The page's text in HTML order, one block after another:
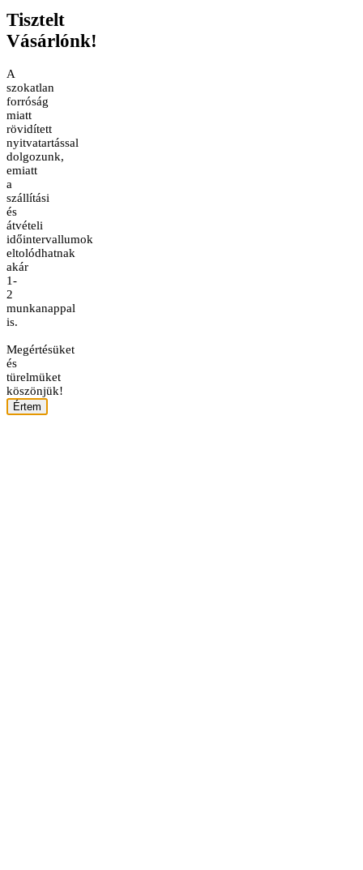
Tisztelt
Vásárlónk!
A
szokatlan
forróság
miatt
rövidített
nyitvatartással
dolgozunk,
emiatt
a
szállítási
és
átvételi
időintervallumok
eltolódhatnak
akár
1-
2
munkanappal
is.
Megértésüket
és
türelmüket
köszönjük!
Értem